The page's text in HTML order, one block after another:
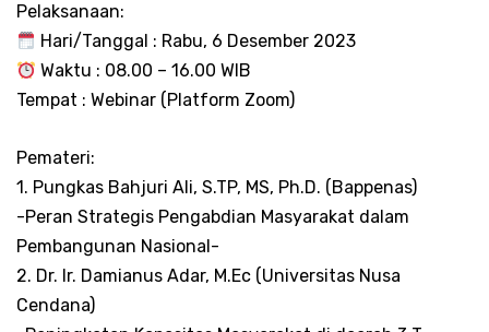
Pelaksanaan:
Hari/Tanggal : Rabu, 6 Desember 2023
Waktu : 08.00 – 16.00 WIB
Tempat : Webinar (Platform Zoom)
Pemateri:
1. Pungkas Bahjuri Ali, S.TP, MS, Ph.D. (Bappenas)
-Peran Strategis Pengabdian Masyarakat dalam
Pembangunan Nasional-
2. Dr. Ir. Damianus Adar, M.Ec (Universitas Nusa
Cendana)